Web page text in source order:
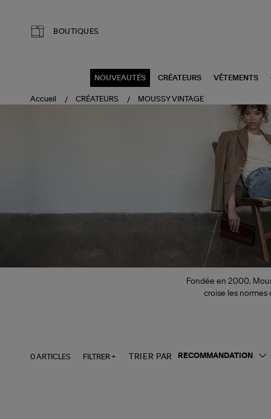
BOUTIQUES
NOUVEAUTÉS CRÉATEURS VÊTEMENTS
Accueil CRÉATEURS MOUSSY VINTAGE
Fondée en 2000,
croise les normes
0 ARTICLES FILTRER + TRIER PAR